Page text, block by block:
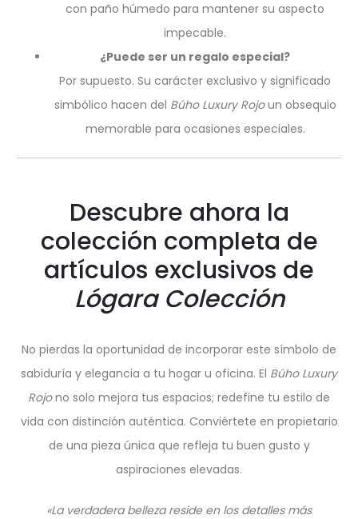
con paño húmedo para mantener su aspecto
impecable.
¿Puede ser un regalo especial?
Por supuesto. Su carácter exclusivo y significado
simbólico hacen del Búho Luxury Rojoun obsequio
memorable para ocasiones especiales.
Descubre ahora la
colección completa de
artículos exclusivos de
Lógara Colección
No pierdas la oportunidad de incorporar este símbolo de
sabiduría y elegancia a tu hogar u oficina. El Búho Luxury
Rojono solo mejora tus espacios; redefine tu estilo de
vida con distinción auténtica. Conviértete en propietario
de una pieza única que refleja tu buen gusto y
aspiraciones elevadas.
«La verdadera belleza reside en los detalles más